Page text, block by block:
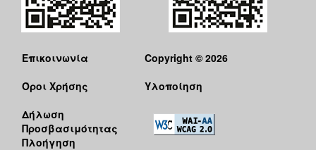
Επικοινωνία
Όροι Χρήσης
Δήλωση
Προσβασιμότητας
Πλοήγηση
Copyright © 2026
Υλοποίηση